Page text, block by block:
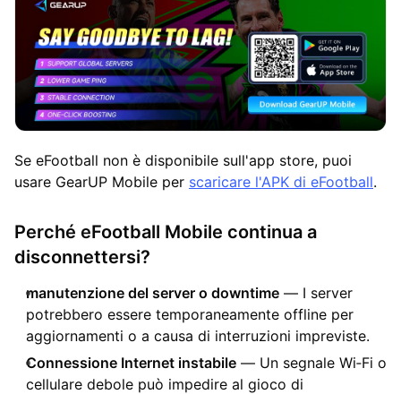
Se eFootball non è disponibile sull'app store, puoi
usare GearUP Mobile per scaricare l'APK di eFootball.
Perché eFootball Mobile continua a
disconnettersi?
manutenzione del server o downtime — I server
potrebbero essere temporaneamente offline per
aggiornamenti o a causa di interruzioni impreviste.
Connessione Internet instabile — Un segnale Wi‑Fi o
cellulare debole può impedire al gioco di